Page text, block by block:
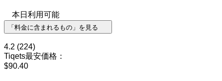
本日利用可能
「料金に含まれるもの」を見る
4.2 (224)
Tiqets最安価格：
$90.40